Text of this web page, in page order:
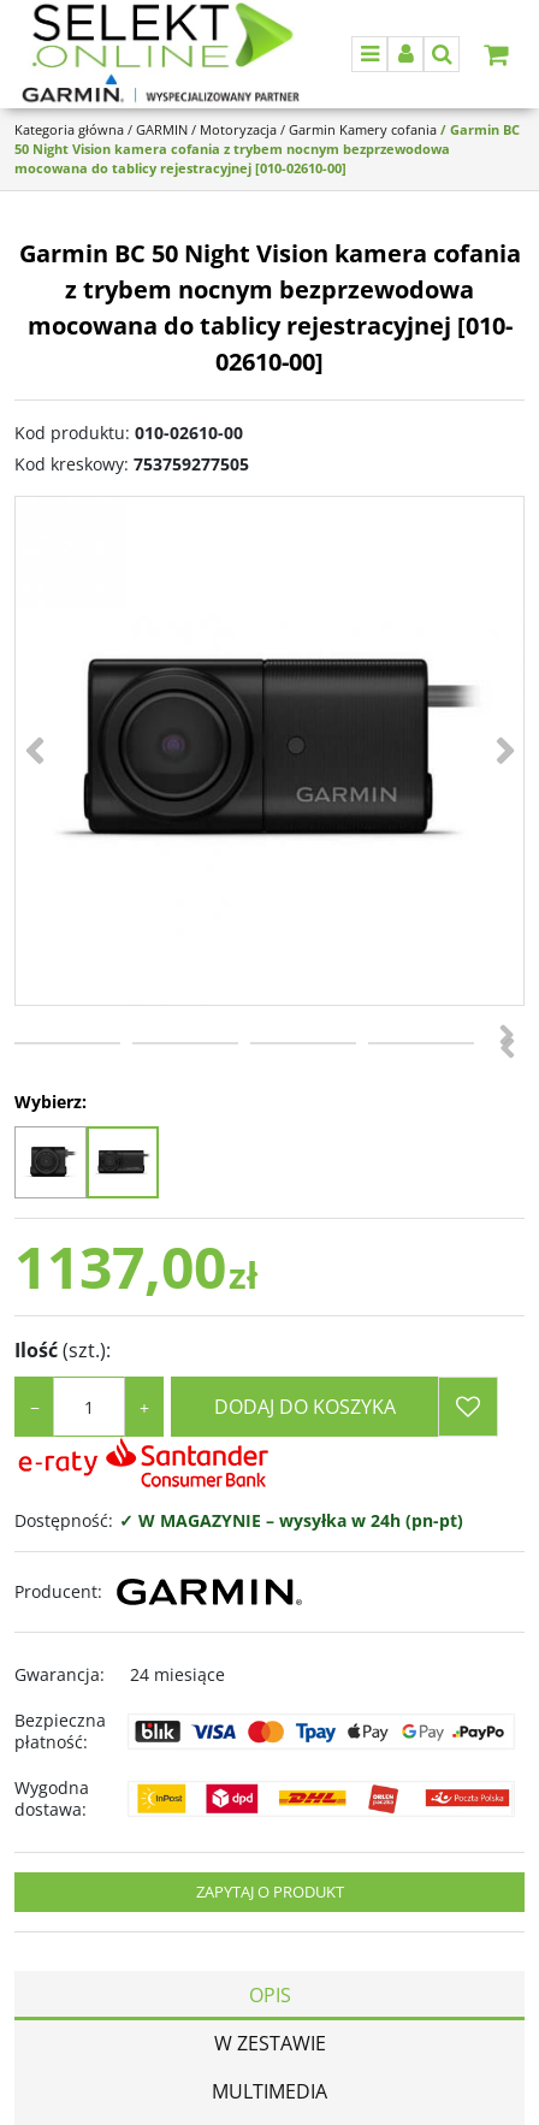
MenuPanelSzukaj
Kategoria główna / GARMIN / Motoryzacja / Garmin Kamery cofania / Garmin BC
50 Night Vision kamera cofania z trybem nocnym bezprzewodowa
mocowana do tablicy rejestracyjnej [010-02610-00]
Garmin BC 50 Night Vision kamera cofania
z trybem nocnym bezprzewodowa
mocowana do tablicy rejestracyjnej [010-
02610-00]
Kod produktu: 010-02610-00
Kod kreskowy: 753759277505
<
<
Wybierz:
1137,00zł
Ilość(szt.):
− + DODAJ DO KOSZYKA
Dostępność: ✓ W MAGAZYNIE – wysyłka w 24h (pn-pt)
Producent:
Gwarancja:
24 miesiące
Bezpieczna
płatność:
Wygodna
dostawa:
ZAPYTAJ O PRODUKT
OPIS
W ZESTAWIE
MULTIMEDIA